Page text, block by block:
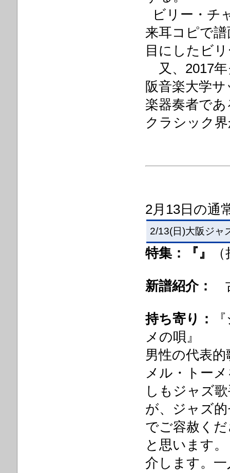
ビリー・チ
来耳コピで
目にしたビ
又、2017年
阪音楽大学
楽器奏者で
クラシック
2月13 日の通
2/13(日)大阪ジ
特集：『』
新譜紹介：
持ち寄り：
メの唄』
男性の代表
メル・トー
しもジャズ
が、ジャズ
でご容赦く
と思います
介します。